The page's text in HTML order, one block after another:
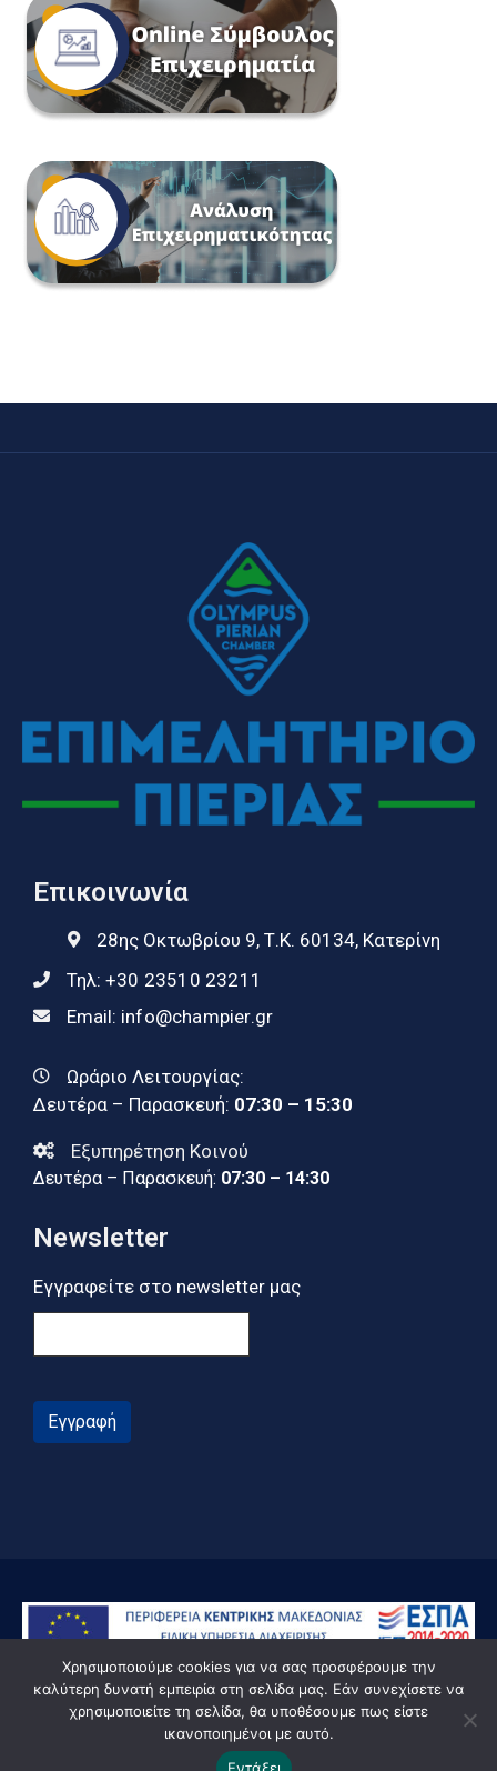
Επικοινωνία
28ης Οκτωβρίου 9, Τ.Κ. 60134, Κατερίνη
Τηλ: +30 23510 23211
Email: info@champier.gr
Ωράριο Λειτουργίας:
Δευτέρα – Παρασκευή: 07:30 – 15:30
Εξυπηρέτηση Κοινού
Δευτέρα – Παρασκευή: 07:30 – 14:30
Newsletter
Εγγραφείτε στο newsletter μας
Εγγραφή
© Powered by Knowledge AE
Χρησιμοποιούμε cookies για να σας προσφέρουμε την
καλύτερη δυνατή εμπειρία στη σελίδα μας. Εάν συνεχίσετε να
χρησιμοποιείτε τη σελίδα, θα υποθέσουμε πως είστε
ικανοποιημένοι με αυτό.
Εντάξει